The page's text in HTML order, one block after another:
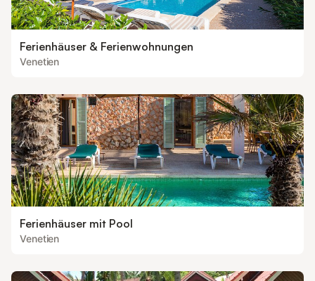
Ferienhäuser & Ferienwohnungen
Venetien
Ferienhäuser mit Pool
Venetien